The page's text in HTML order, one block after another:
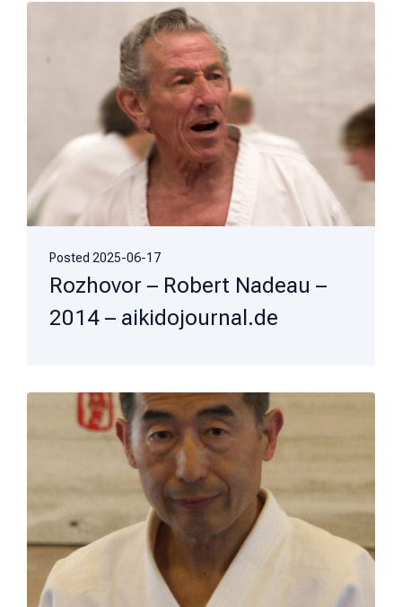
Posted 2025-06-17
Rozhovor – Robert Nadeau –
2014 – aikidojournal.de